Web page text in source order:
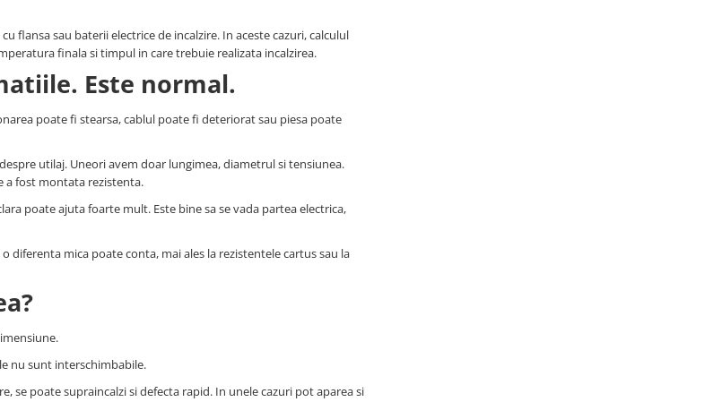
flansa sau baterii electrice de incalzire. In aceste cazuri, calculul
finala si timpul in care trebuie realizata incalzirea.
Este normal.
poate fi stearsa, cablul poate fi deteriorat sau piesa poate
utilaj. Uneori avem doar lungimea, diametrul si tensiunea.
a fost montata rezistenta.
poate ajuta foarte mult. Este bine sa se vada partea electrica,
diferenta mica poate conta, mai ales la rezistentele cartus sau la
nu sunt interschimbabile.
se poate supraincalzi si defecta rapid. In unele cazuri pot aparea si